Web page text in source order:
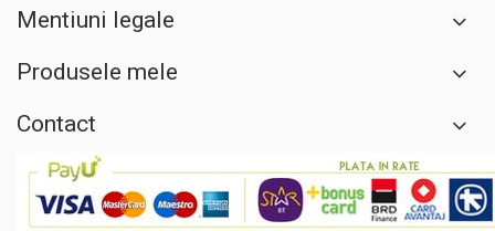
Mentiuni legale
Produsele mele
Contact